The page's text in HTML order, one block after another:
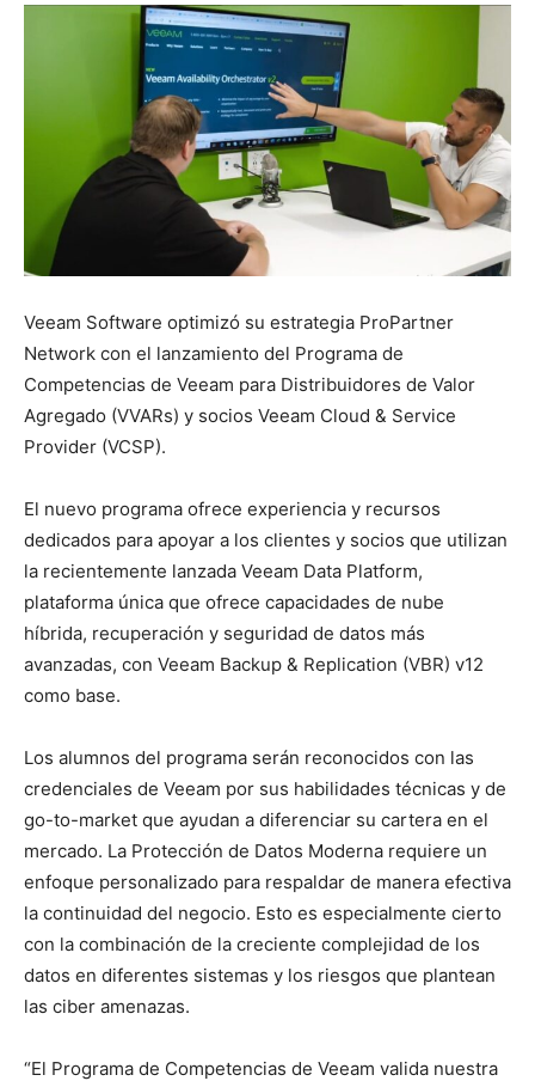
Veeam Software optimizó su estrategia ProPartner
Network con el lanzamiento del Programa de
Competencias de Veeam para Distribuidores de Valor
Agregado (VVARs) y socios Veeam Cloud & Service
Provider (VCSP).
El nuevo programa ofrece experiencia y recursos
dedicados para apoyar a los clientes y socios que utilizan
la recientemente lanzada Veeam Data Platform,
plataforma única que ofrece capacidades de nube
híbrida, recuperación y seguridad de datos más
avanzadas, con Veeam Backup & Replication (VBR) v12
como base.
Los alumnos del programa serán reconocidos con las
credenciales de Veeam por sus habilidades técnicas y de
go-to-market que ayudan a diferenciar su cartera en el
mercado. La Protección de Datos Moderna requiere un
enfoque personalizado para respaldar de manera efectiva
la continuidad del negocio. Esto es especialmente cierto
con la combinación de la creciente complejidad de los
datos en diferentes sistemas y los riesgos que plantean
las ciber amenazas.
“El Programa de Competencias de Veeam valida nuestra